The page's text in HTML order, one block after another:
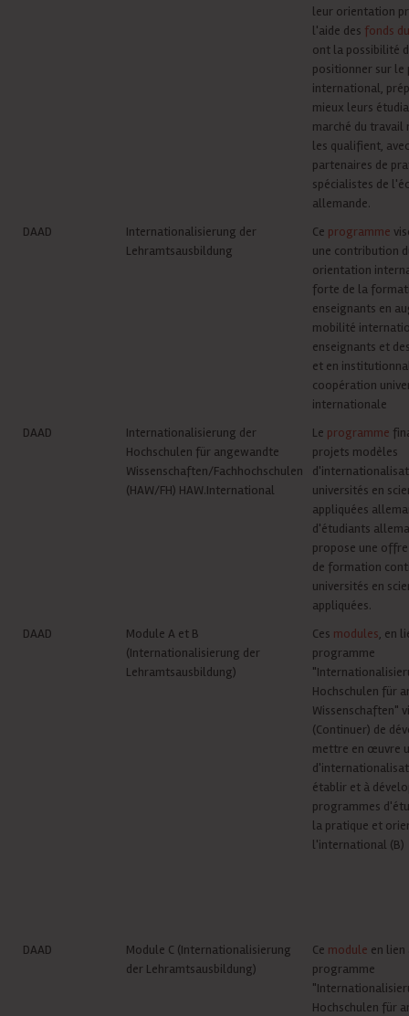
leur orientation
l'aide des fonds
ont la possibilité
positionner sur le
international,
mieux leurs
marché du travail
les qualifient,
partenaires de
spécialistes de
allemande.
DAAD
Internationalisierung der
Lehramtsausbildung
Ce programme
une contribution
orientation
forte de la
enseignants en
mobilité
enseignants et
et en
coopération
internationale
DAAD
Internationalisierung der
Hochschulen für angewandte
Wissenschaften/Fachhochschulen
(HAW/FH) HAW.International
Le programme
projets modèles
universités en
appliquées
d'étudiants
propose une
de formation
universités en
appliquées.
DAAD
Module A et B
(Internationalisierung der
Lehramtsausbildung)
Ces modules, en
programme
Hochschulen für
Wissenschaften"
(Continuer) de
mettre en œuvre
établir et à
programmes
la pratique et
l'international (B)
DAAD
Module C (Internationalisierung
der Lehramtsausbildung)
Ce module en lien
programme
Hochschulen für